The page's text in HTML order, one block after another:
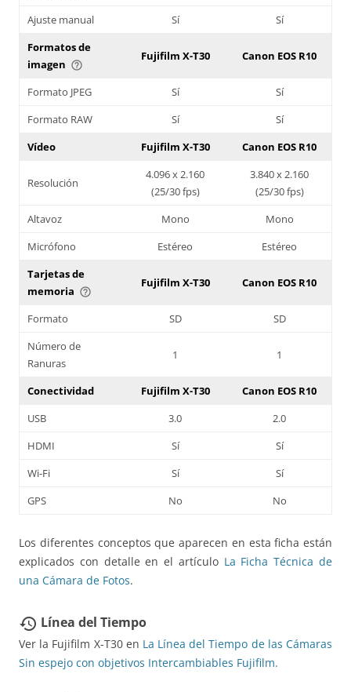
Ajuste manual Sí
Sí
Formatos de
imagen help_outline
Fujifilm X-T30 Canon EOS R10
Formato JPEG Sí
Sí
Formato RAW
Sí
Sí
Vídeo
Fujifilm X-T30 Canon EOS R10
Resolución
4.096 x 2.160
(25/30 fps)
3.840 x 2.160
(25/30 fps)
Altavoz
Mono
Mono
Micrófono
Estéreo
Estéreo
Tarjetas de
memoria help_outline
Fujifilm X-T30 Canon EOS R10
Formato SD
SD
Número de
Ranuras
1 1
Conectividad Fujifilm X-T30
Canon EOS R10
USB
3.0
2.0
HDMI
Sí
Sí
Wi-Fi
Sí
Sí
GPS
No No
Los diferentes conceptos que aparecen en esta ficha están
explicados con detalle en el artículo La Ficha Técnica de
una Cámara de Fotos.
restore Línea del Tiempo
Ver la Fujifilm X-T30 en La Línea del Tiempo de las Cámaras
Sin espejo con objetivos Intercambiables Fujifilm.